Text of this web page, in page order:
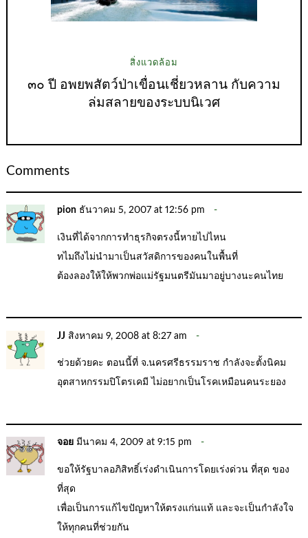
สิ่งแวดล้อม
๓๐ ปี อพยพสัตว์ป่าเขื่อนเชี่ยวหลาน กับความ
ล่มสลายของระบบนิเวศ
Comments
pion ธันวาคม 5, 2007 at 12:56 pm
เงินที่ได้จากการทำธุรกิจตรงนี้หายไปไหน
ทไมถึงไม่นำมาเป็นสวัสดิการของคนในพื้นที่
ต้องลองให้ให้พวกพ่อแม่รัฐมนตรีมันมาอยู่บางนะคนไทย
JJ สิงหาคม 9, 2008 at 8:27 am
ช่วยด้วยคะ ตอนนี้ที่ จ.นครศรีธรรมราช กำลังจะตั้งนิคม
อุตสาหกรรมปิโตรเคมี ไม่อยากเป็นโรคเหมือนคนระยอง
จอย มีนาคม 4, 2009 at 9:15 pm
ขอให้รัฐบาลอภิสิทธิ์เร่งดำเนินการโดยเร่งด่วน ที่สุด ของ
ที่สุด
เพื่อเป็นการแก้ไขปัญหาให้ตรงแก่นแท้ และจะเป็นกำลังใจ
ให้ทุกคนที่ช่วยกัน